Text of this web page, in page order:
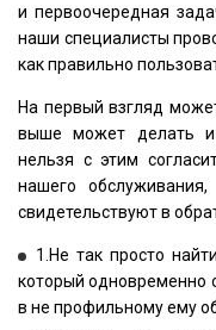
и первоочередная
наши специалисты
как правильно
На первый взгляд
выше может делать и
нельзя с этим
нашего
свидетельствуют в
1.Не так просто
который одновременно
в не профильному ему